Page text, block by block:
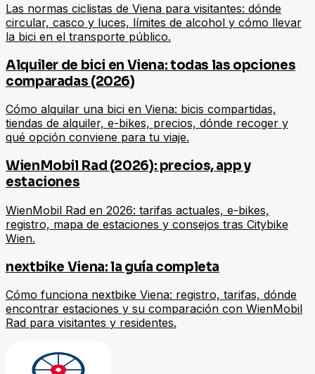
Las normas ciclistas de Viena para visitantes: dónde
circular, casco y luces, límites de alcohol y cómo llevar
la bici en el transporte público.
Alquiler de bici en Viena: todas las opciones
comparadas (2026)
Cómo alquilar una bici en Viena: bicis compartidas,
tiendas de alquiler, e-bikes, precios, dónde recoger y
qué opción conviene para tu viaje.
WienMobil Rad (2026): precios, app y
estaciones
WienMobil Rad en 2026: tarifas actuales, e-bikes,
registro, mapa de estaciones y consejos tras Citybike
Wien.
nextbike Viena: la guía completa
Cómo funciona nextbike Viena: registro, tarifas, dónde
encontrar estaciones y su comparación con WienMobil
Rad para visitantes y residentes.